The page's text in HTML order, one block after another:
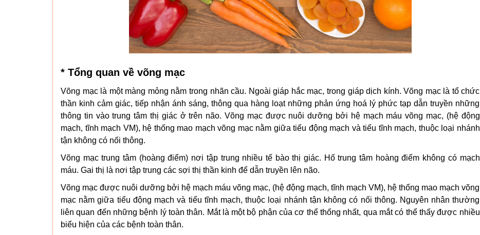
* Tổng quan về võng mạc
Võng mạc là một màng mỏng nằm trong nhãn cầu. Ngoài giáp hắc mạc, trong giáp dịch kính. Võng mạc là tổ chức
thần kinh cảm giác, tiếp nhận ánh sáng, thông qua hàng loạt những phản ứng hoá lý phức tạp dẫn truyền những
thông tin vào trung tâm thị giác ở trên não. Võng mạc được nuôi dưỡng bởi hệ mạch máu võng mạc, (hệ động
mạch, tĩnh mạch VM), hệ thống mao mạch võng mạc nằm giữa tiểu động mạch và tiểu tĩnh mạch, thuộc loại nhánh
tận không có nối thông.
Võng mạc trung tâm (hoàng điểm) nơi tập trung nhiều tế bào thị giác. Hố trung tâm hoàng điểm không có mạch
máu. Gai thị là nơi tập trung các sợi thị thần kinh để dẫn truyền lên não.
Võng mạc được nuôi dưỡng bởi hệ mạch máu võng mạc, (hệ động mạch, tĩnh mạch VM), hệ thống mao mạch võng
mạc nằm giữa tiểu động mạch và tiểu tĩnh mạch, thuộc loại nhánh tận không có nối thông. Nguyên nhân thường
liên quan đến những bệnh lý toàn thân. Mắt là một bộ phận của cơ thể thống nhất, qua mắt có thể thấy được nhiều
biểu hiện của các bệnh toàn thân.